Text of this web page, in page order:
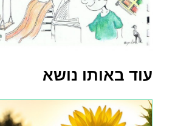
עוד באותו נושא